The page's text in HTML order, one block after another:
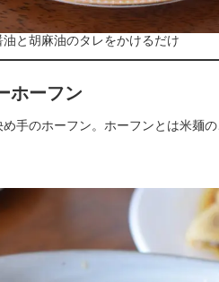
と胡麻油のタレをかけるだけ
ーフン
手のホーフン。ホーフンとは米麺